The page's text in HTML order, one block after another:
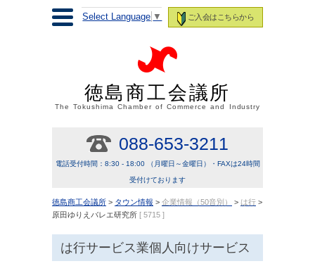
ご入会はこちらから
Select Language ▼
徳島商工会議所
The Tokushima Chamber of Commerce and Industry
088-653-3211
電話受付時間：8:30 - 18:00 （月曜日～金曜日）・FAXは24時間
受付けております
徳島商工会議所 > タウン情報 > 企業情報（50音別） > は行 >
原田ゆりえバレエ研究所 [ 5715 ]
は行サービス業個人向けサービス